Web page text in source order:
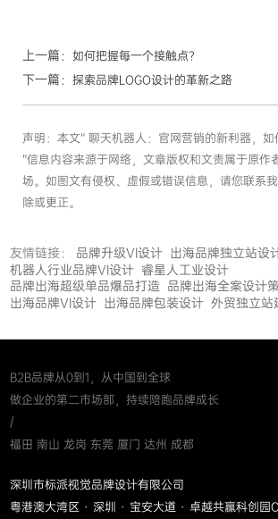
上一篇： 如何把握每一个接触点？
下一篇： 探索品牌LOGO设计的革新之路
声明：本文“ 聊天机器人：官网营销的新利器，如
”信息内容来源于网络，文章版权和文责属于原作
场。如图文有侵权、虚假或错误信息，请您联系
除或更正。
友情链接： 品牌升级VI设计 出海品牌独立站设
机器人行业品牌VI设计 睿星人工业设计
品牌出海超级单品爆品打造 品牌出海全案设计
出海品牌VI设计 出海品牌包装设计 外贸独立站
B2B品牌从0到1，从中国到全球
做企业的第二市场部，持续陪跑品牌成长
/
福田 南山 龙岗 东莞 厦门 达州 成都
深圳市标派视觉品牌设计有限公司
粤港澳大湾区 · 深圳 · 宝安大道 · 卓越共赢科创园